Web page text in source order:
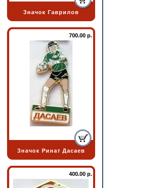
Значок Гаврилов
700.00 р.
Значок Ринат Дасаев
400.00 р.